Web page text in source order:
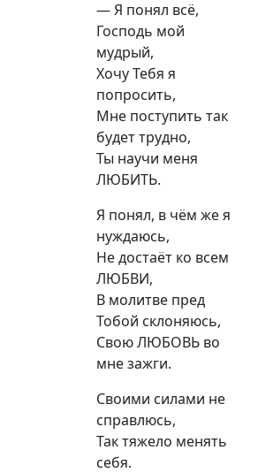
— Я понял всё,
Господь мой
мудрый,
Хочу Тебя я
попросить,
Мне поступить так
будет трудно,
Ты научи меня
ЛЮБИТЬ.
Я понял, в чём же я
нуждаюсь,
Не достаёт ко всем
ЛЮБВИ,
В молитве пред
Тобой склоняюсь,
Свою ЛЮБОВЬ во
мне зажги.
Своими силами не
справлюсь,
Так тяжело менять
себя.